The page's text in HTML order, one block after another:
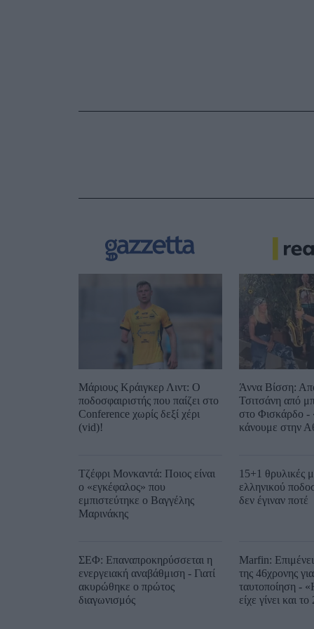
Μάριους Κράιγκερ Λιντ: Ο
ποδοσφαιριστής που παίζει στο
Conference χωρίς δεξί χέρι
(vid)!
Τζέφρι Μονκαντά: Ποιος είναι
ο «εγκέφαλος» που
εμπιστεύτηκε ο Βαγγέλης
Μαρινάκης
ΣΕΦ: Επαναπροκηρύσσεται η
ενεργειακή αναβάθμιση - Γιατί
ακυρώθηκε ο πρώτος
διαγωνισμός
Άννα Βίσση:
Τσιτσάνη από
στο Φισκάρδο -
κάνουμε στην
15+1 θρυλικές
ελληνικού
δεν έγιναν ποτέ
Marfin:
της 46χρονης
ταυτοποίηση -
είχε γίνει και